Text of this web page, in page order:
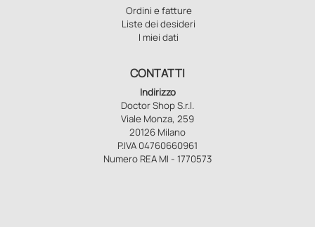
Ordini e fatture
Liste dei desideri
I miei dati
CONTATTI
Indirizzo
Doctor Shop S.r.l.
Viale Monza, 259
20126 Milano
P.IVA 04760660961
Numero REA MI - 1770573